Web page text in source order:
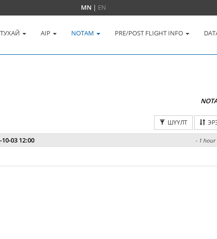
MN | EN
AIP NOTAM PRE/POST FLIGHT INFO
ШҮҮЛТ
10-03 12:00 - 1 hour